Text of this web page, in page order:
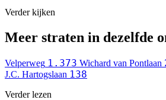
Verder kijken
Meer straten in dezelfde
Velperweg 1.373 Wichard van Pontlaan
J.C. Hartogslaan 138
Verder lezen